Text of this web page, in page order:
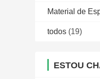
Material de
todos (19)
ESTOU